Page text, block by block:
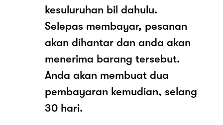
kesuluruhan bil dahulu.
Selepas membayar, pesanan
akan dihantar dan anda akan
menerima barang tersebut.
Anda akan membuat dua
pembayaran kemudian, selang
30 hari.